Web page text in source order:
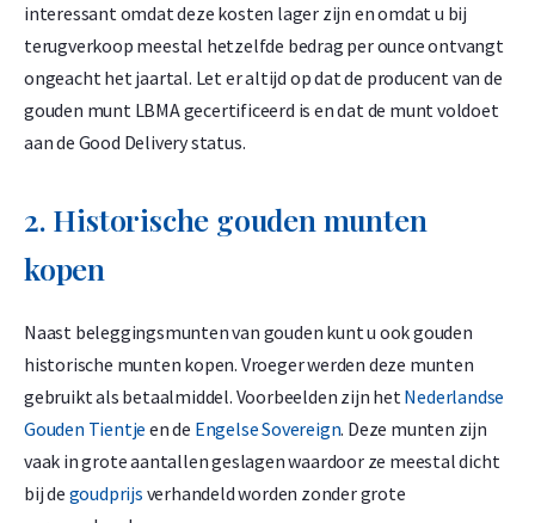
interessant omdat deze kosten lager zijn en omdat u bij
terugverkoop meestal hetzelfde bedrag per ounce ontvangt
ongeacht het jaartal. Let er altijd op dat de producent van de
gouden munt LBMA gecertificeerd is en dat de munt voldoet
aan de Good Delivery status.
2. Historische gouden munten
kopen
Naast beleggingsmunten van gouden kunt u ook gouden
historische munten kopen. Vroeger werden deze munten
gebruikt als betaalmiddel. Voorbeelden zijn hetNederlandse
Gouden Tientje en de Engelse Sovereign. Deze munten zijn
vaak in grote aantallen geslagen waardoor ze meestal dicht
bij de goudprijs verhandeld worden zonder grote